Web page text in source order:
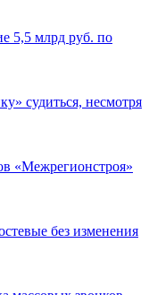
5,5 млрд руб. по
судиться, несмотря
«Межрегионстроя»
без изменения